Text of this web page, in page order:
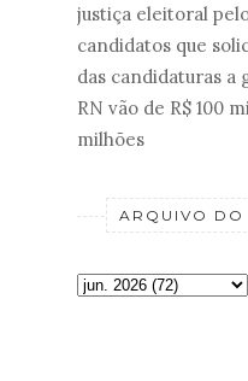
justiça eleitoral
candidatos que
das candidaturas a
RN vão de R$ 100
milhões
ARQUIVO DO